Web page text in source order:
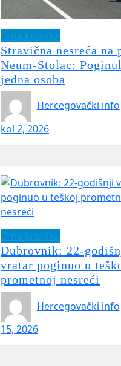
Stravična nesreća na
Neum-Stolac:
jedna osoba
Hercegovački info
kol 2, 2026
Dubrovnik: 22-
vratar poginuo u
prometnoj nesreći
Hercegovački info
15, 2026